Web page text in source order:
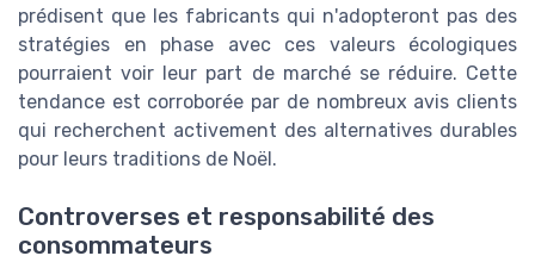
prédisent que les fabricants qui n'adopteront pas des
stratégies en phase avec ces valeurs écologiques
pourraient voir leur part de marché se réduire. Cette
tendance est corroborée par de nombreux avis clients
qui recherchent activement des alternatives durables
pour leurs traditions de Noël.
Controverses et responsabilité des
consommateurs